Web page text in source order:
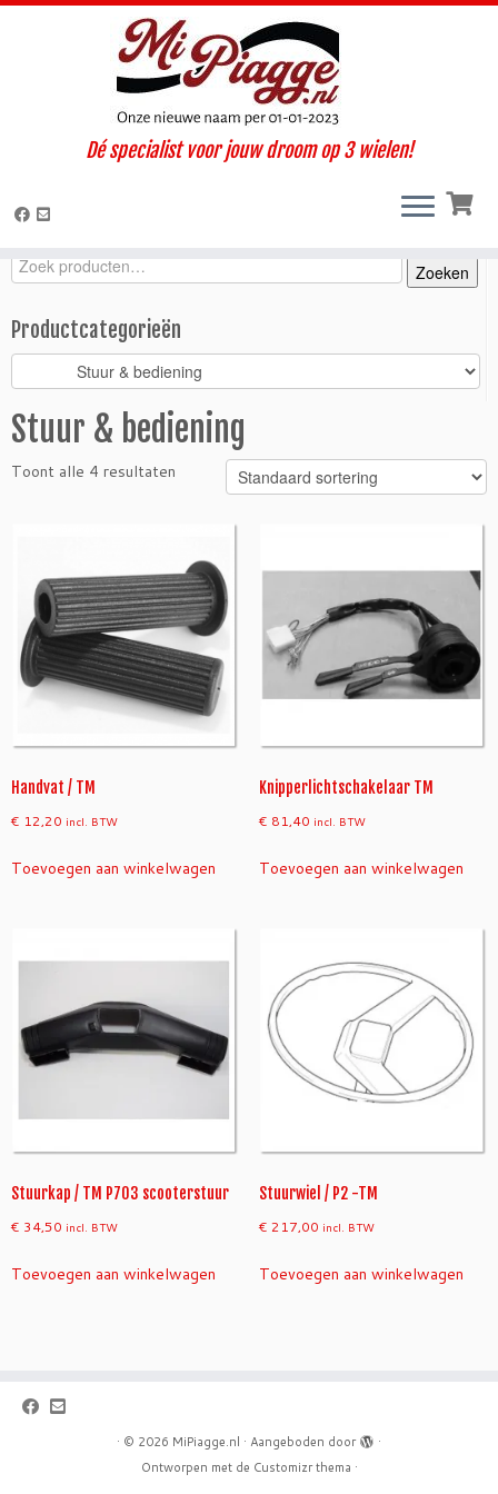
Dé specialist voor jouw droom op 3 wielen!
Onderdelen / accessoires » Ape TM » TM diesel LCS
Zoeken
Zoeken
naar:
Zoeken
Productcategorieën
Stuur & bediening
Toont alle 4 resultaten
Handvat / TM
€ 12,20 incl. BTW
Toevoegen aan winkelwagen
Knipperlichtschakelaar TM
€ 81,40 incl. BTW
Toevoegen aan winkelwagen
Stuurkap / TM P703 scooterstuur
€ 34,50 incl. BTW
Toevoegen aan winkelwagen
Stuurwiel / P2 -TM
€ 217,00 incl. BTW
Toevoegen aan winkelwagen
· © 2026 MiPiagge.nl · Aangeboden door
·
Ontworpen met de Customizr thema ·